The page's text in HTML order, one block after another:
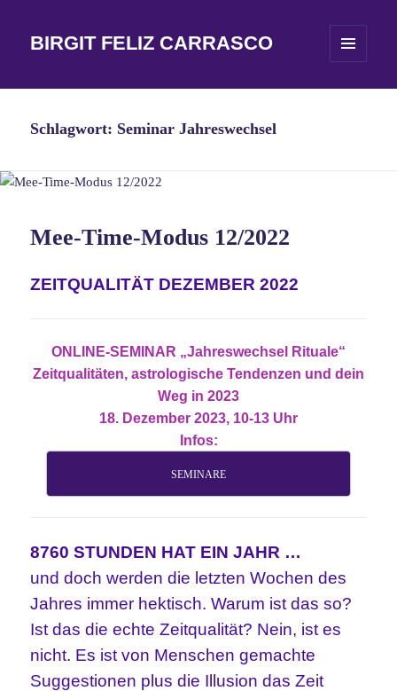
BIRGIT FELIZ CARRASCO
WIDGETS
Schlagwort: Seminar Jahreswechsel
Mee-Time-Modus 12/2022
ZEITQUALITÄT DEZEMBER 2022
ONLINE-SEMINAR „Jahreswechsel Rituale“
Zeitqualitäten, astrologische Tendenzen und dein
Weg in 2023
18. Dezember 2023, 10-13 Uhr
Infos:
SEMINARE
8760 STUNDEN HAT EIN JAHR …
und doch werden die letzten Wochen des
Jahres immer hektisch. Warum ist das so?
Ist das die echte Zeitqualität? Nein, ist es
nicht. Es ist von Menschen gemachte
Suggestionen plus die Illusion das Zeit